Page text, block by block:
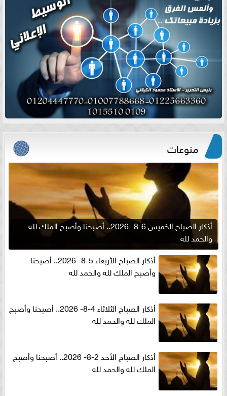
منوعات
أذكار الصباح الخميس 6-8- 2026.. أصبحنا وأصبح الملك لله
والحمد لله
أذكار الصباح الأربعاء 5-8- 2026.. أصبحنا
وأصبح الملك لله والحمد لله
أذكار الصباح الثلاثاء 4-8- 2026.. أصبحنا وأصبح
الملك لله والحمد لله
أذكار الصباح الأحد 2-8- 2026.. أصبحنا وأصبح
الملك لله والحمد لله